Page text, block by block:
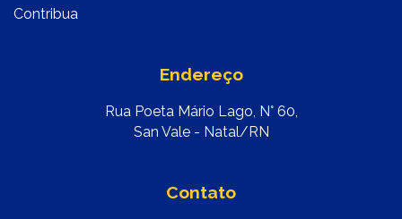
Contribua
Endereço
Rua Poeta Mário Lago, N° 60,
San Vale - Natal/RN
Contato